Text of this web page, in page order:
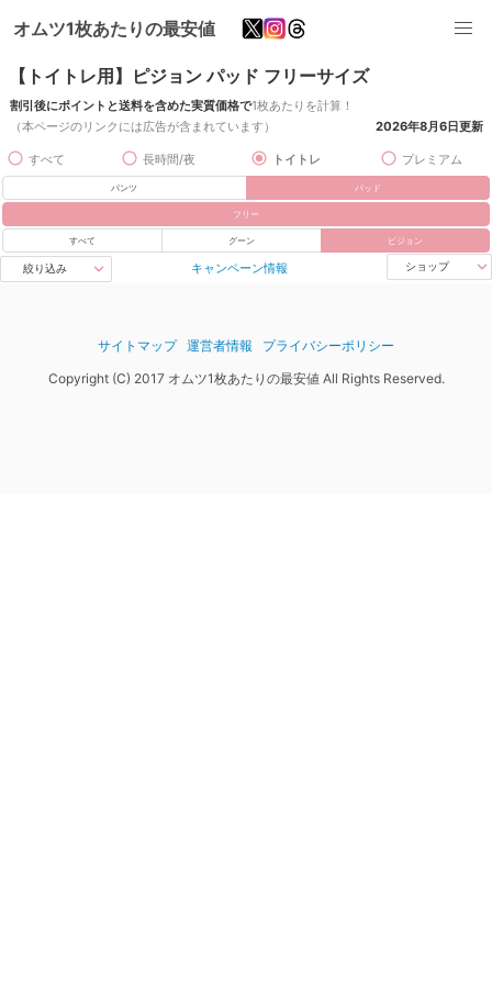
オムツ1枚あたりの最安値
【トイトレ用】ピジョン パッド フリーサイズ
割引後にポイントと送料を含めた実質価格で1枚あたりを計算！
（本ページのリンクには広告が含まれています）
2026年8月6日更新
すべて 長時間/夜 トイトレ プレミアム
パンツ パッド
フリー
すべて グーン ピジョン
絞り込み キャンペーン情報 ショップ
サイトマップ 運営者情報
プライバシーポリシー
Copyright (C) 2017 オムツ1枚あたりの最安値 All Rights Reserved.